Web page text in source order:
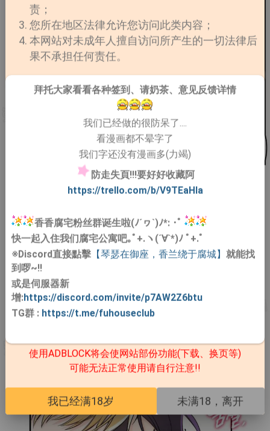
责；
您所在地区法律允许您访问此类内容；
本网站对未成年人擅自访问所产生的一切法律后
果不承担任何责任。
拜托大家看看各种签到、请奶茶、意见反馈详情
我们已经做的很防呆了....
看漫画都不晕字了
我们字还没有漫画多(力竭)
防走失頁!!!要好好收藏阿
https://trello.com/b/V9TEaHIa
香香腐宅粉丝群诞生啦(ﾉ´ヮ`)ﾉ*: ･ﾟ
快一起入住我们腐宅公寓吧｡ﾟ+.ヽ(´∀`*)ﾉ ﾟ+.ﾟ
※Discord直接點擊【琴瑟在御座，香兰绕于腐城】 就能找
到啰~!!
或是伺服器新
增:https://discord.com/invite/p7AW2Z6btu
TG群: https://t.me/fuhouseclub
使用ADBLOCK将会使网站部份功能(下载、换页等)
可能无法正常使用请自行注意!!
我已经满18岁 未满18，离开